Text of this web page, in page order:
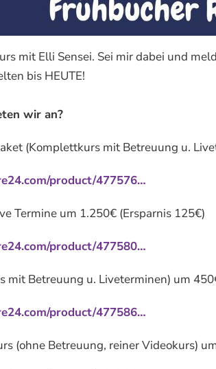
mit Elli Sensei. Sei mir dabei und
bis HEUTE!
wir an?
(Komplettkurs mit Betreuung u.
product/477576…
Termine um 1.250€ (Ersparnis 125€)
product/477580…
mit Betreuung u. Liveterminen) um
product/477586…
(ohne Betreuung, reiner Videokurs)